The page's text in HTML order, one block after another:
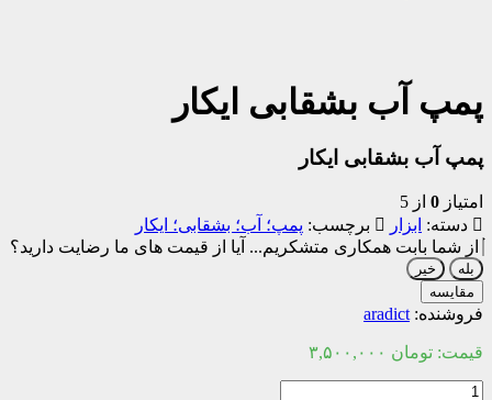
پمپ آب بشقابی ایکار
پمپ آب بشقابی ایکار
امتیاز 0 از 5
دسته: ابزار برچسب: پمپ؛ آب؛ بشقابی؛ ایکار
از شما بابت همکاری متشکریم... آیا از قیمت های ما رضایت دارید؟
بله
خیر
مقایسه
فروشنده: aradict
قیمت: تومان
پمپ